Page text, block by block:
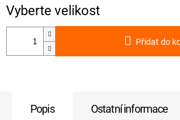
Přidat do
Popis Ostatní informace